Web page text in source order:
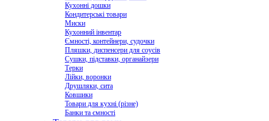
Кухонні дошки
Кондитерські товари
Миски
Кухонний інвентар
Ємності, контейнери, судочки
Пляшки, диспенсери для соусів
Сушки, підставки, органайзери
Терки
Лійки, воронки
Друшляки, сита
Ковшики
Товари для кухні (різне)
Банки та ємності